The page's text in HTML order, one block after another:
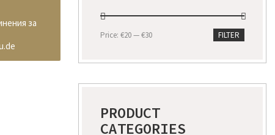
за
Min
Max
FILTER
Price: €20—€30
PRODUCT
CATEGORIES